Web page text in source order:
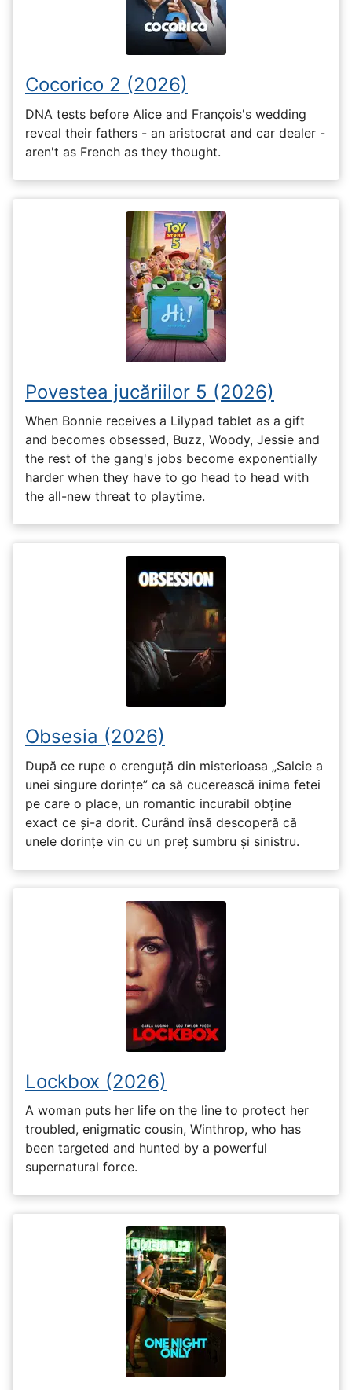
Cocorico 2 (2026)
DNA tests before Alice and François's wedding
reveal their fathers - an aristocrat and car dealer -
aren't as French as they thought.
Povestea jucăriilor 5 (2026)
When Bonnie receives a Lilypad tablet as a gift
and becomes obsessed, Buzz, Woody, Jessie and
the rest of the gang's jobs become exponentially
harder when they have to go head to head with
the all-new threat to playtime.
Obsesia (2026)
După ce rupe o crenguță din misterioasa „Salcie a
unei singure dorințe” ca să cucerească inima fetei
pe care o place, un romantic incurabil obține
exact ce și-a dorit. Curând însă descoperă că
unele dorințe vin cu un preț sumbru și sinistru.
Lockbox (2026)
A woman puts her life on the line to protect her
troubled, enigmatic cousin, Winthrop, who has
been targeted and hunted by a powerful
supernatural force.